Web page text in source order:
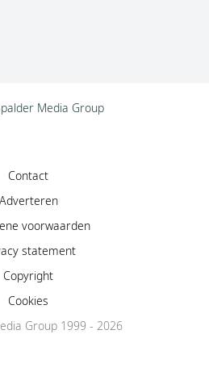
Contact
Adverteren
voorwaarden
statement
Copyright
Cookies
Group 1999 - 2026